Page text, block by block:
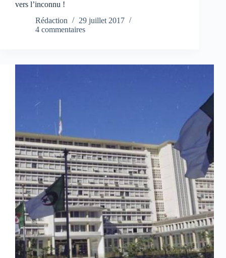
vers l’inconnu !
Rédaction
29 juillet 2017
4 commentaires